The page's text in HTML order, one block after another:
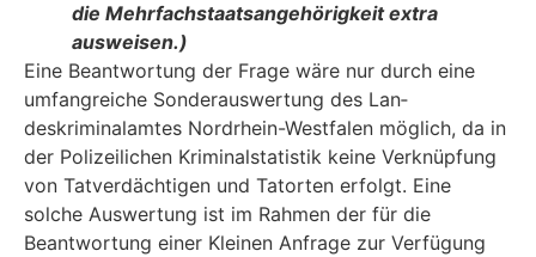
die Mehrfachstaatsangehörigkeit extra
ausweisen.)
Eine Beantwortung der Frage wäre nur durch eine
umfangreiche Sonderauswertung des Lan­
deskriminalamtes Nordrhein-Westfalen möglich, da in
der Polizeilichen Kriminalstatistik keine Verknüpfung
von Tatverdächtigen und Tatorten erfolgt. Eine
solche Auswertung ist im Rahmen der für die
Beantwortung einer Kleinen Anfrage zur Verfügung